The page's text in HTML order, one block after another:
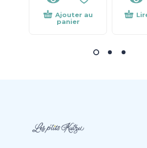
Ajouter au
panier